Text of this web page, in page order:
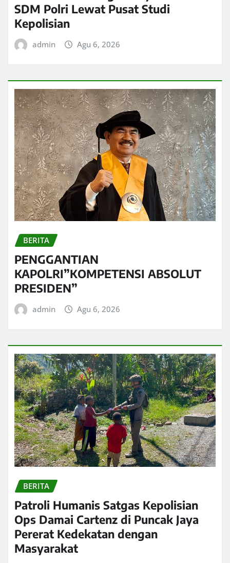
SDM Polri Lewat Pusat Studi
Kepolisian
admin Agu 6, 2026
BERITA
PENGGANTIAN
KAPOLRI”KOMPETENSI ABSOLUT
PRESIDEN”
admin Agu 6, 2026
BERITA
Patroli Humanis Satgas Kepolisian
Ops Damai Cartenz di Puncak Jaya
Pererat Kedekatan dengan
Masyarakat